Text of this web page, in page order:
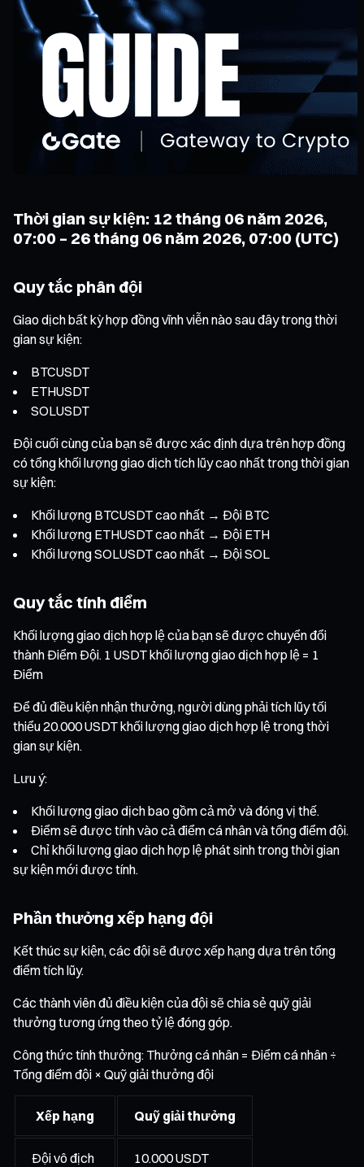
Thời gian sự kiện: 12 tháng 06 năm 2026,
07:00 – 26 tháng 06 năm 2026, 07:00 (UTC)
Quy tắc phân đội
Giao dịch bất kỳ hợp đồng vĩnh viễn nào sau đây trong thời
gian sự kiện:
BTCUSDT
ETHUSDT
SOLUSDT
Đội cuối cùng của bạn sẽ được xác định dựa trên hợp đồng
có tổng khối lượng giao dịch tích lũy cao nhất trong thời gian
sự kiện:
Khối lượng BTCUSDT cao nhất → Đội BTC
Khối lượng ETHUSDT cao nhất → Đội ETH
Khối lượng SOLUSDT cao nhất → Đội SOL
Quy tắc tính điểm
Khối lượng giao dịch hợp lệ của bạn sẽ được chuyển đổi
thành Điểm Đội. 1 USDT khối lượng giao dịch hợp lệ = 1
Điểm
Để đủ điều kiện nhận thưởng, người dùng phải tích lũy tối
thiểu 20.000 USDT khối lượng giao dịch hợp lệ trong thời
gian sự kiện.
Lưu ý:
Khối lượng giao dịch bao gồm cả mở và đóng vị thế.
Điểm sẽ được tính vào cả điểm cá nhân và tổng điểm đội.
Chỉ khối lượng giao dịch hợp lệ phát sinh trong thời gian
sự kiện mới được tính.
Phần thưởng xếp hạng đội
Kết thúc sự kiện, các đội sẽ được xếp hạng dựa trên tổng
điểm tích lũy.
Các thành viên đủ điều kiện của đội sẽ chia sẻ quỹ giải
thưởng tương ứng theo tỷ lệ đóng góp.
Công thức tính thưởng: Thưởng cá nhân = Điểm cá nhân ÷
Tổng điểm đội × Quỹ giải thưởng đội
Xếp hạng Quỹ giải thưởng
Đội vô địch 10.000 USDT